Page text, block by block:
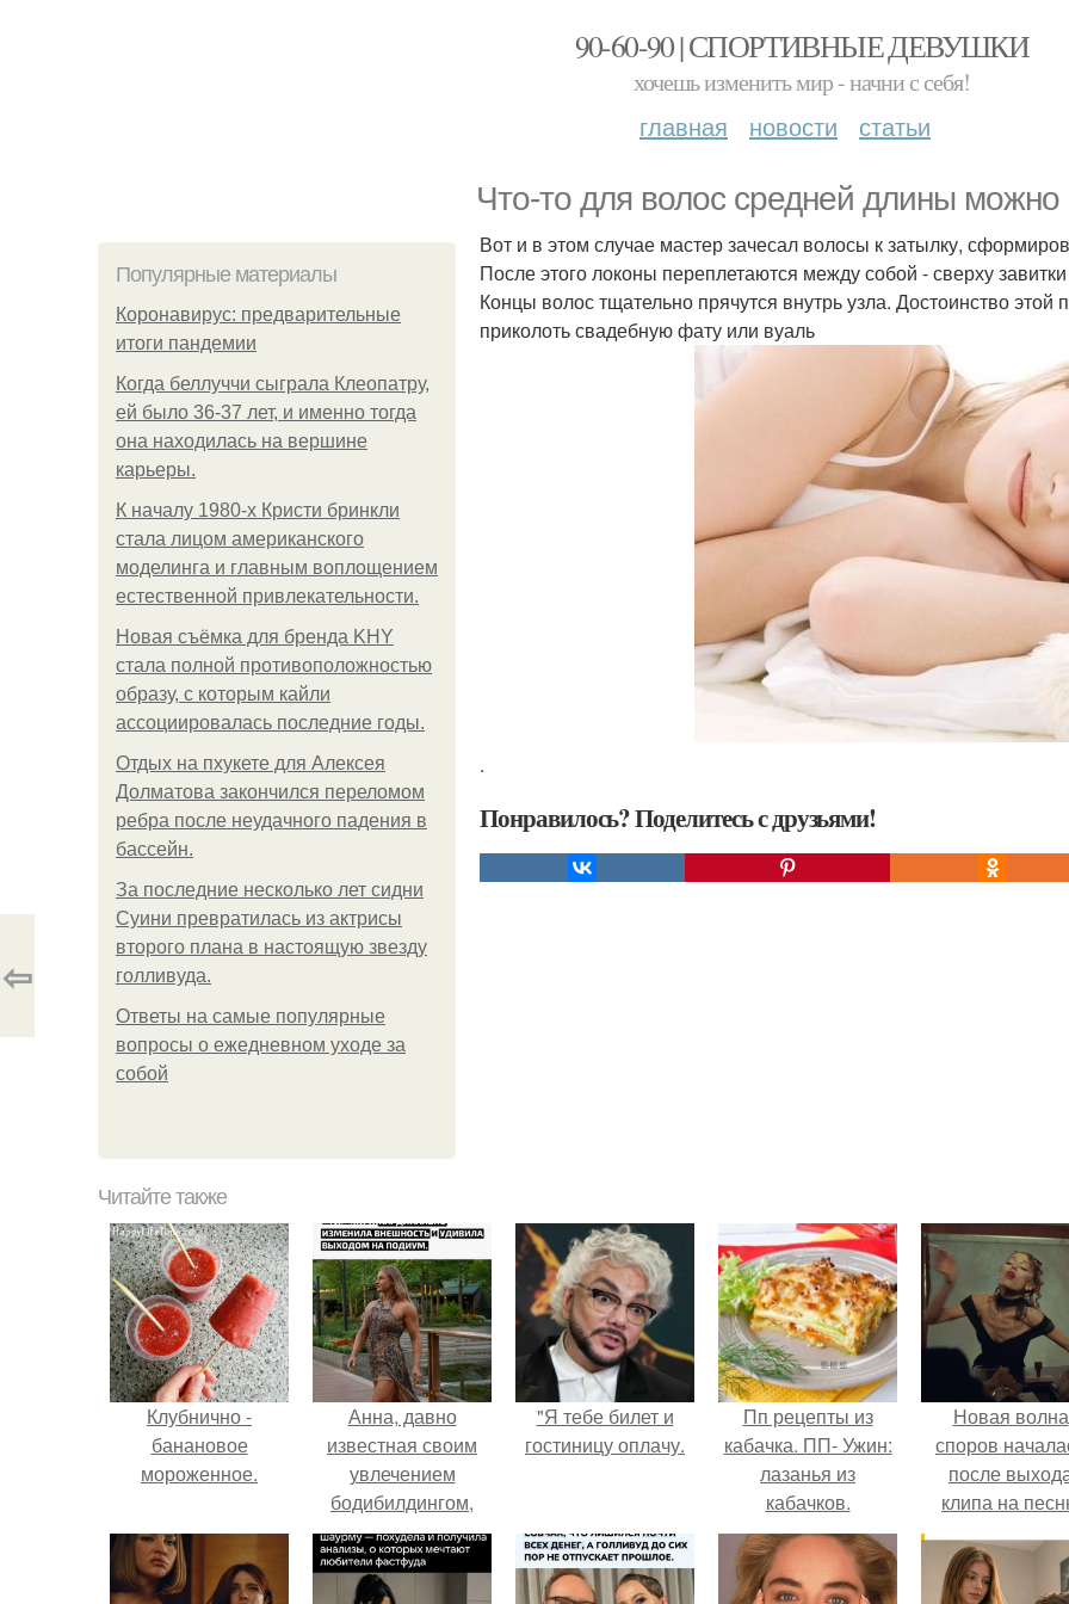
90-60-90 | СПОРТИВНЫЕ ДЕВУШКИ
хочешь изменить мир - начни с себя!
главная новости статьи
Что-то для волос средней длины
Популярные материалы
Коронавирус: предварительные
итоги пандемии
Когда беллуччи сыграла Клеопатру,
ей было 36-37 лет, и именно тогда
она находилась на вершине
карьеры.
К началу 1980-х Кристи бринкли
стала лицом американского
моделинга и главным воплощением
естественной привлекательности.
Новая съёмка для бренда KHY
стала полной противоположностью
образу, с которым кайли
ассоциировалась последние годы.
Отдых на пхукете для Алексея
Долматова закончился переломом
ребра после неудачного падения в
бассейн.
За последние несколько лет сидни
Суини превратилась из актрисы
второго плана в настоящую звезду
голливуда.
Ответы на самые популярные
вопросы о ежедневном уходе за
собой
Вот и в этом случае мастер зачесал волосы к затылку,
После этого локоны переплетаются между собой - сверху
Концы волос тщательно прячутся внутрь узла. Достоинство этой
приколоть свадебную фату или вуаль
.
Понравилось? Поделитесь с друзьями!
⇦
Читайте также
Клубнично -
банановое
мороженное.
Анна, давно
известная своим
увлечением
бодибилдингом,
впервые
попробовала себя
в роли модели.
"Я тебе билет и
гостиницу оплачу.
Пп рецепты из
кабачка. ПП- Ужин:
лазанья из
кабачков.
Новая волна
споров
после
клипа на